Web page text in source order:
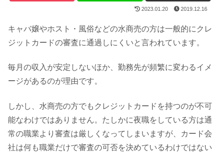
2023.01.20 2019.12.16
キャバ嬢やホスト・風俗などの水商売の方は一般的にクレ
ジットカードの審査に通過しにくいと言われています。
毎月の収入が安定しないほか、勤務先が頻繁に変わるイメ
ージがあるのが理由です。
しかし、水商売の方でもクレジットカードを持つのが不可
能なわけではありません。たしかに夜職をしている方は通
常の職業より審査は厳しくなってしまいますが、カード会
社は何も職業だけで審査の可否を決めているわけではない